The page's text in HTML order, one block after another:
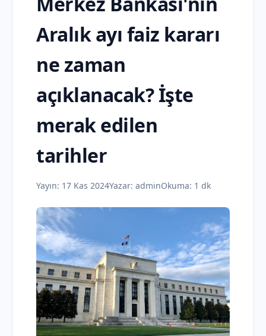
Aralık ayı faiz kararı
ne zaman
açıklanacak? İşte
merak edilen
tarihler
Yayın: 17 Kas 2024Yazar: adminOkuma: 1 dk